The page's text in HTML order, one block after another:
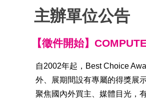
主辦單位公告
【徵件開始】
自2002年起，Best Choice
外、展期間設有專屬的得獎展
聚焦國內外買主、媒體目光，